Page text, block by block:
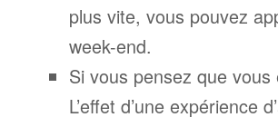
plus vite, vous pouvez
week-end.
Si vous pensez que
L’effet d’une expérience